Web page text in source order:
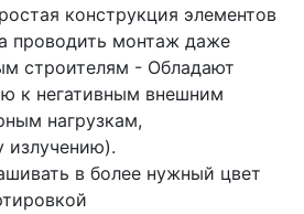
конструкция элементов
проводить монтаж даже
строителям - Обладают
к негативным внешним
нагрузкам,
излучению).
в более нужный цвет